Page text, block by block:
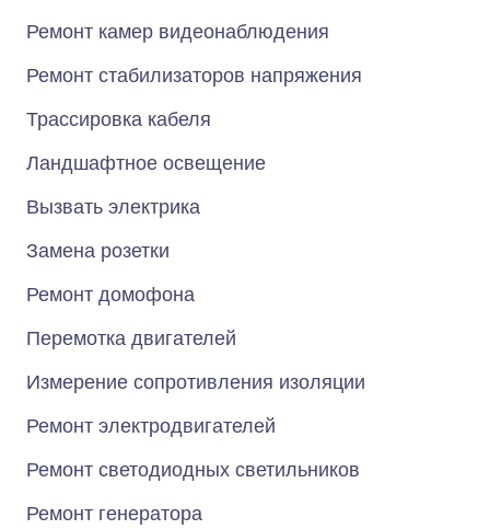
Ремонт камер видеонаблюдения
Ремонт стабилизаторов напряжения
Трассировка кабеля
Ландшафтное освещение
Вызвать электрика
Замена розетки
Ремонт домофона
Перемотка двигателей
Измерение сопротивления изоляции
Ремонт электродвигателей
Ремонт светодиодных светильников
Ремонт генератора